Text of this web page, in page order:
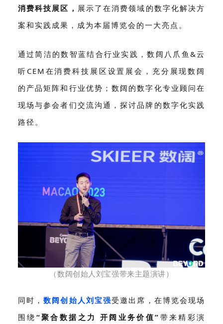
消费科技展区， 展示了在消费领域的数字化解决方
案和实践成果，成为本届博览会的一大亮点。
通过简洁的数智蓝结合行业实践，数阔八爪鱼&云
听CEM在消费科技展区设置展会，充分展现数阔
的产品矩阵和行业优势；数阔的数字化专业顾问在
现场与参会者们交流沟通，探讨品牌的数字化实践
路径。
（数阔创始人刘宝强带来主题演讲）
同时，数阔创始人刘宝强受邀出席，在博览会现场
围绕 “聚合数据之力 开阔业务价值” 带来精彩演